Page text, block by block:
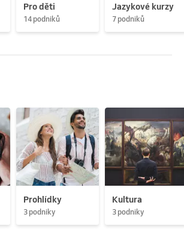
Pro děti
14 podniků
Jazykové kurzy
7 podniků
Prohlídky
3 podniky
Kultura
3 podniky